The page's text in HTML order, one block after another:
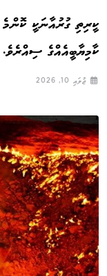
ކީރިތި ގުރުއާނަކީ
ކާމިޔާބީއެއްގެ ސިއްރެވެ.
ޖުލައި 10, 2026